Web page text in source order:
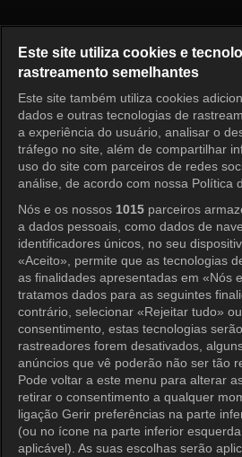
Entrar
Este site utiliza cookies e
rastreamento semelhantes
Este site também utiliza cookies
dados e outras tecnologias de
a experiência do usuário, analisar o
tráfego no site, além de compartilhar
uso do site com parceiros de redes
análise, de acordo com nossa Política
Nós e os nossos 1015 parceiros
a dados pessoais, como dados de
identificadores únicos, no seu
«Aceito», permite que as tecnologias
as finalidades apresentadas em «Nós
tratamos dados para as seguintes
contrário, selecionar «Rejeitar tudo»
consentimento, estas tecnologias
rastreadores forem desativados,
anúncios que vê poderão não ser tão
Pode voltar a este menu para alterar
retirar o consentimento a qualquer
ligação Gerir preferências na parte
(ou no ícone na parte inferior
aplicável). As suas escolhas serão